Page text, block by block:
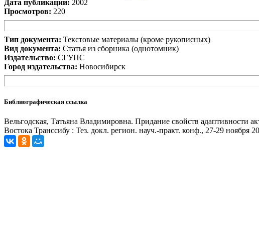
Дата публикации: 2002
Просмотров: 220
Тип документа: Текстовые материалы (кроме рукописных)
Вид документа: Статья из сборника (однотомник)
Издательство: СГУПС
Город издательства: Новосибирск
Библиографическая ссылка
Вельгодская, Татьяна Владимировна. Придание свойств адаптивности
Востока Транссибу : Тез. докл. регион. науч.-практ. конф., 27-29